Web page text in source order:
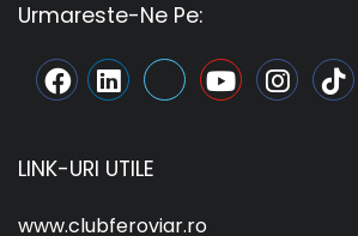
Urmareste-Ne Pe:
LINK-URI UTILE
www.clubferoviar.ro